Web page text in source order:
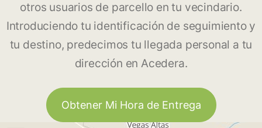
otros usuarios de parcello en tu vecindario.
Introduciendo tu identificación de seguimiento y
tu destino, predecimos tu llegada personal a tu
dirección en Acedera.
Obtener Mi Hora de Entrega